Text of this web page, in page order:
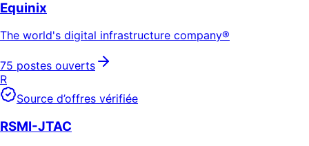
Equinix
The world's digital infrastructure company®
75 postes ouverts
R
Source d’offres vérifiée
RSMI-JTAC